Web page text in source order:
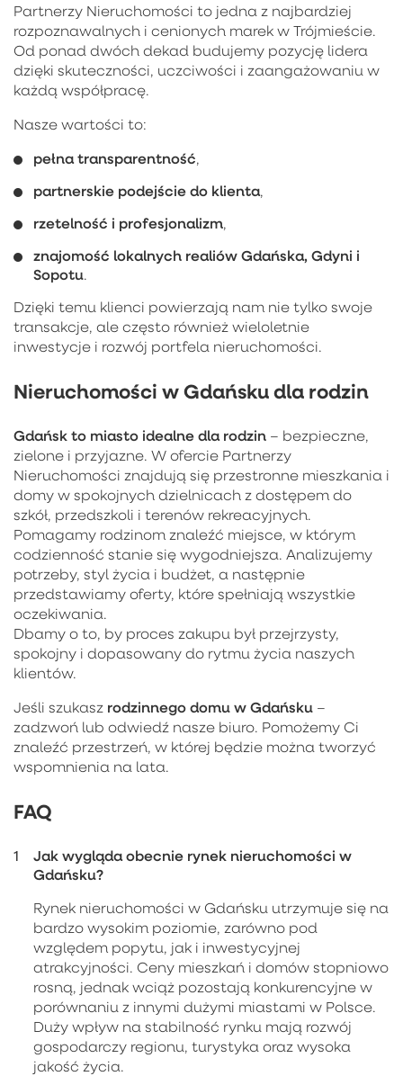
Partnerzy Nieruchomości to jedna z najbardziej
rozpoznawalnych i cenionych marek w Trójmieście.
Od ponad dwóch dekad budujemy pozycję lidera
dzięki skuteczności, uczciwości i zaangażowaniu w
każdą współpracę.
Nasze wartości to:
pełna transparentność,
partnerskie podejście do klienta,
rzetelność i profesjonalizm,
znajomość lokalnych realiów Gdańska, Gdyni i
Sopotu.
Dzięki temu klienci powierzają nam nie tylko swoje
transakcje, ale często również wieloletnie
inwestycje i rozwój portfela nieruchomości.
Nieruchomości w Gdańsku dla rodzin
Gdańsk to miasto idealne dla rodzin – bezpieczne,
zielone i przyjazne. W ofercie Partnerzy
Nieruchomości znajdują się przestronne mieszkania i
domy w spokojnych dzielnicach z dostępem do
szkół, przedszkoli i terenów rekreacyjnych.
Pomagamy rodzinom znaleźć miejsce, w którym
codzienność stanie się wygodniejsza. Analizujemy
potrzeby, styl życia i budżet, a następnie
przedstawiamy oferty, które spełniają wszystkie
oczekiwania.
Dbamy o to, by proces zakupu był przejrzysty,
spokojny i dopasowany do rytmu życia naszych
klientów.
Jeśli szukasz rodzinnego domu w Gdańsku –
zadzwoń lub odwiedź nasze biuro. Pomożemy Ci
znaleźć przestrzeń, w której będzie można tworzyć
wspomnienia na lata.
FAQ
Jak wygląda obecnie rynek nieruchomości w
Gdańsku?
Rynek nieruchomości w Gdańsku utrzymuje się na
bardzo wysokim poziomie, zarówno pod
względem popytu, jak i inwestycyjnej
atrakcyjności. Ceny mieszkań i domów stopniowo
rosną, jednak wciąż pozostają konkurencyjne w
porównaniu z innymi dużymi miastami w Polsce.
Duży wpływ na stabilność rynku mają rozwój
gospodarczy regionu, turystyka oraz wysoka
jakość życia.